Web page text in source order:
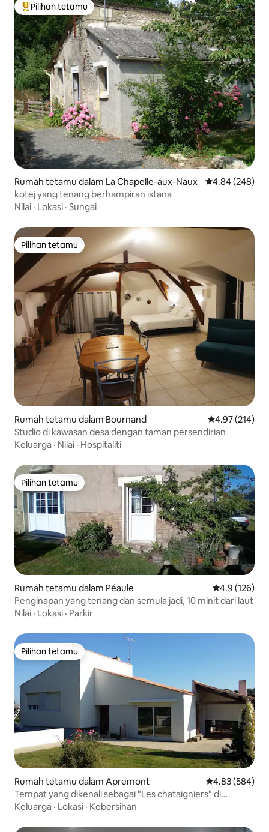
Pilihan utama tetamu
Pilihan tetamu
Rumah tetamu dalam La Chapelle-aux-Naux Penarafan
4.84 (248)
kotej yang tenang berhampiran istana
Nilai · Lokasi · Sungai
Pilihan tetamu
Pilihan tetamu
Rumah tetamu dalam Bournand Penarafan
4.97 (214)
Studio di kawasan desa dengan taman persendirian
Keluarga · Nilai · Hospitaliti
Pilihan tetamu
Pilihan tetamu
Rumah tetamu dalam Péaule Penarafan
4.9 (126)
Penginapan yang tenang dan semula jadi, 10 minit dari laut
Nilai · Lokasi · Parkir
Pilihan tetamu
Pilihan tetamu
Rumah tetamu dalam Apremont Penarafan
4.83 (584)
Tempat yang dikenali sebagai "Les chataigniers" di
nombor 2
Keluarga · Lokasi · Kebersihan